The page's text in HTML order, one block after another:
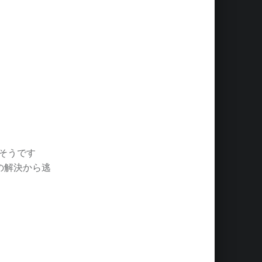
うです
解決から逃